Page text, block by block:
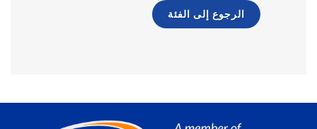
الرجوع إلى الفئة